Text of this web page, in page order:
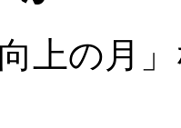
上の月